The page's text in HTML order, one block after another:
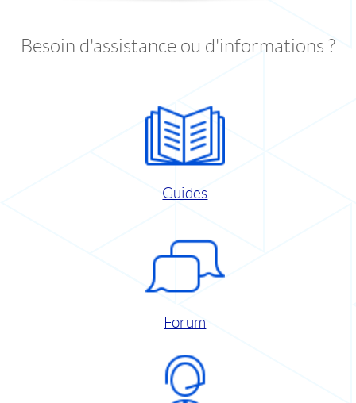
Besoin d'assistance ou d'informations ?
Guides
Forum